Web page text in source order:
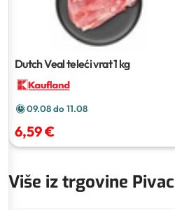
Dutch Veal teleći vrat1 kg
09.08 do 11.08
6,59 €
Više iz trgovine Pivac